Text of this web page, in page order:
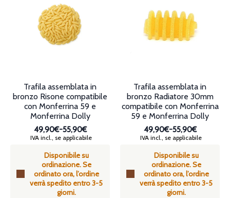
opzioni
possono
essere
scelte
nella
possono
essere
scelte
nella
Disponibile su
ordinazione. Se
ordinato ora, l’ordine
verrà spedito entro 3-5
giorni.
Trafila assemblata in
bronzo Risone compatibile
con Monferrina 59 e
Monferrina Dolly
49,90€-55,90€
Fascia
prezzo:
da
49,90€
a
55,90€
IVA incl., se applicabile
Disponibile su
ordinazione. Se
ordinato ora, l’ordine
verrà spedito entro 3-5
giorni.
Trafila assemblata in
bronzo Radiatore 30mm
compatibile con Monferrina
59 e Monferrina Dolly
49,90€-55,90€
Fascia
prezzo:
da
49,90€
a
55,90€
IVA incl., se applicabile